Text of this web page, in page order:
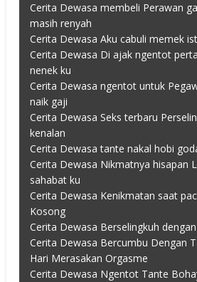
Cerita Dewasa membeli Perawan
masih renyah
Cerita Dewasa Aku cabuli memek
Cerita Dewasa Di ajak ngentot
nenek ku
Cerita Dewasa ngentot untuk
naik gaji
Cerita Dewasa Seks terbaru
kenalan
Cerita Dewasa tante nakal hobi
Cerita Dewasa Nikmatnya hisapan
sahabat ku
Cerita Dewasa Kenikmatan saat
Kosong
Cerita Dewasa Berselingkuh
Cerita Dewasa Bercumbu Dengan
Hari Merasakan Orgasme
Cerita Dewasa Ngentot Tante